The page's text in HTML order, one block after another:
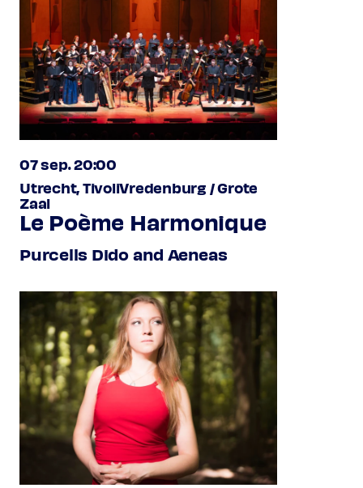
07 sep. 20:00
Utrecht, TivoliVredenburg / Grote
Zaal
Le Poème Harmonique
Purcells Dido and Aeneas